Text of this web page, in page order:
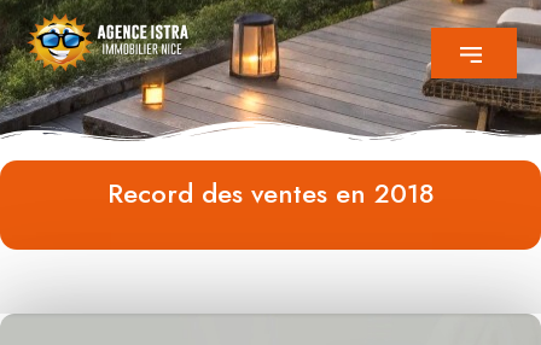
Record des ventes en 2018